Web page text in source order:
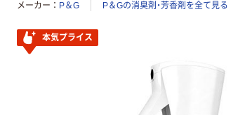
メーカー P＆G P＆Gの消臭剤・芳香剤を全て見る
本気プライス